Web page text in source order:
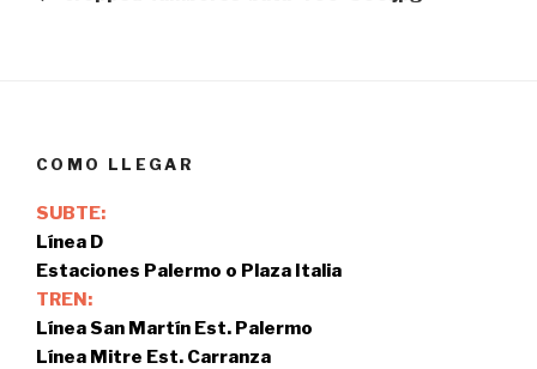
entradas
COMO LLEGAR
SUBTE:
Línea D
Estaciones Palermo o Plaza Italia
TREN:
Línea San Martín Est. Palermo
Línea Mitre Est. Carranza